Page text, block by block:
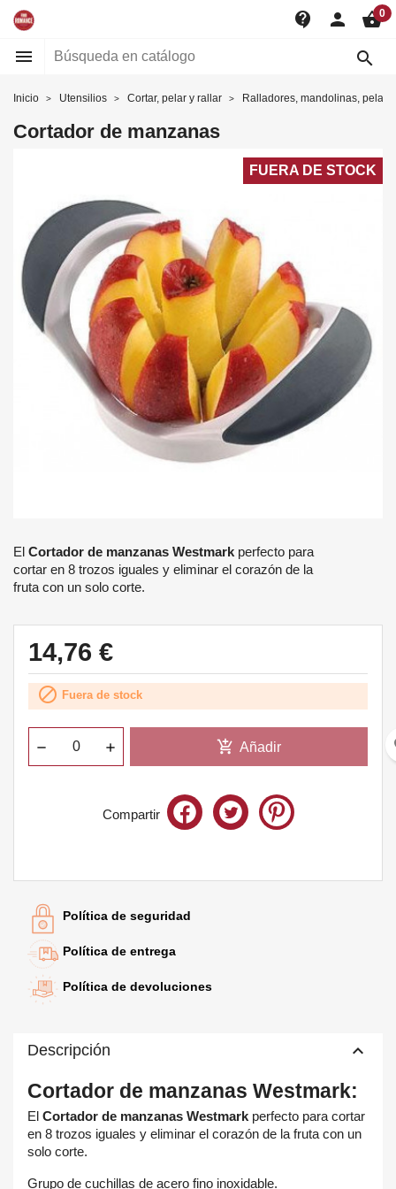
Crear lista de deseos
contact_support person shopping_basket0
 
Inicio Utensilios Cortar, pelar y rallar Ralladores, mandolinas,
Cortador de manzanas
FUERA DE STOCK
El Cortador de manzanas Westmark perfecto para
cortar en 8 trozos iguales y eliminar el corazón de la
fruta con un solo corte.
14,76 €
 Fuera de stock
add_shopping_cart Añadir
Compartir
Política de seguridad
Política de entrega
Política de devoluciones
Descripción keyboard_arrow_up
Cortador de manzanas Westmark:
El Cortador de manzanas Westmark perfecto para cortar
en 8 trozos iguales y eliminar el corazón de la fruta con un
solo corte.
Grupo de cuchillas de acero fino inoxidable.